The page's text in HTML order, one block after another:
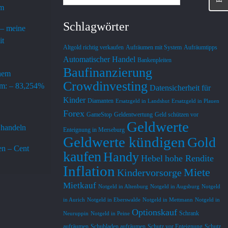
Heino Molzahn
vor 1 Jahr
Die YOUTUBE Auftritte sind jeweils
erfreulich kurz und prägnant
ausgeführt und berücksichtigen auch
Kleinsparer. Neben dem 3 Säulen
Modell sollte nach meiner Ansicht
der Cash-Bestand außerhalb des
weil sowohl der digitale EURO naht
und auch längere Krisenzeiten nicht
mehr ausgeschlossen werden
Antwort des Eigentümersvor 1 Jahr
Finde  Michael
Erklärungen sehr
anschaulich die
Finanzsystem
deren möglichen
bezieht sich dazu
Daten. Er zeigt
Möglichkeiten er
mögliche
Finanzmarkt
Antwort des
vielen Dank
meine
– 83,254%
– Cent
Schlagwörter
Altgold richtig verkaufen Aufräumen mit System Aufräumtipps
Automatischer Handel Bankenpleiten
Baufinanzierung
Crowdinvesting Datensicherheit für
Kinder Diamanten Ersatzgeld in Landshut Ersatzgeld in Plauen
Forex GameStop Geldentwertung Geld schützen vor
Enteignung in Merseburg Geldwerte
Geldwerte kündigen Gold
kaufen Handy Hebel hohe Rendite
Inflation Kindervorsorge Miete
Mietkauf Notgeld in Altenburg Notgeld in Augsburg Notgeld
in Aurich Notgeld in Eberswalde Notgeld in Mettmann Notgeld in
Neuruppin Notgeld in Peine Optionskauf Schrank
aufräumen Schubladen aufräumen Schutz vor Enteignung Schutz